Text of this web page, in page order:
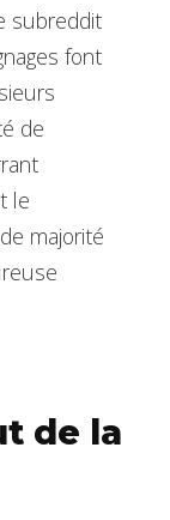
subreddit
font
de
le
majorité
de la